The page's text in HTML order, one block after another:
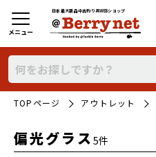
日本最大新品中古釣り具WEBショップ
メニュー
TOPページ アウトレット
偏光グラス 5件